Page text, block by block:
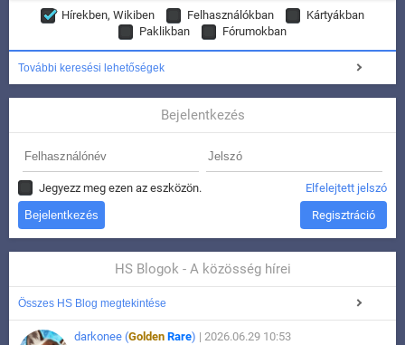
Hírekben, Wikiben Felhasználókban
Kártyákban
Paklikban
Fórumokban
További keresési lehetőségek
Bejelentkezés
Jegyezz meg ezen az eszközön. Elfelejtett jelszó
Regisztráció
HS Blogok - A közösség hírei
Összes HS Blog megtekintése
darkonee (Golden Rare) | 2026.06.29 10:53